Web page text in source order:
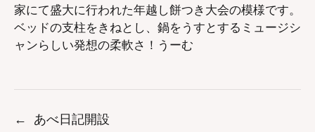
家にて盛大に行われた年越し餅つき大会の模様です。
ベッドの支柱をきねとし、鍋をうすとするミュージシ
ャンらしい発想の柔軟さ！うーむ
←
あべ日記開設